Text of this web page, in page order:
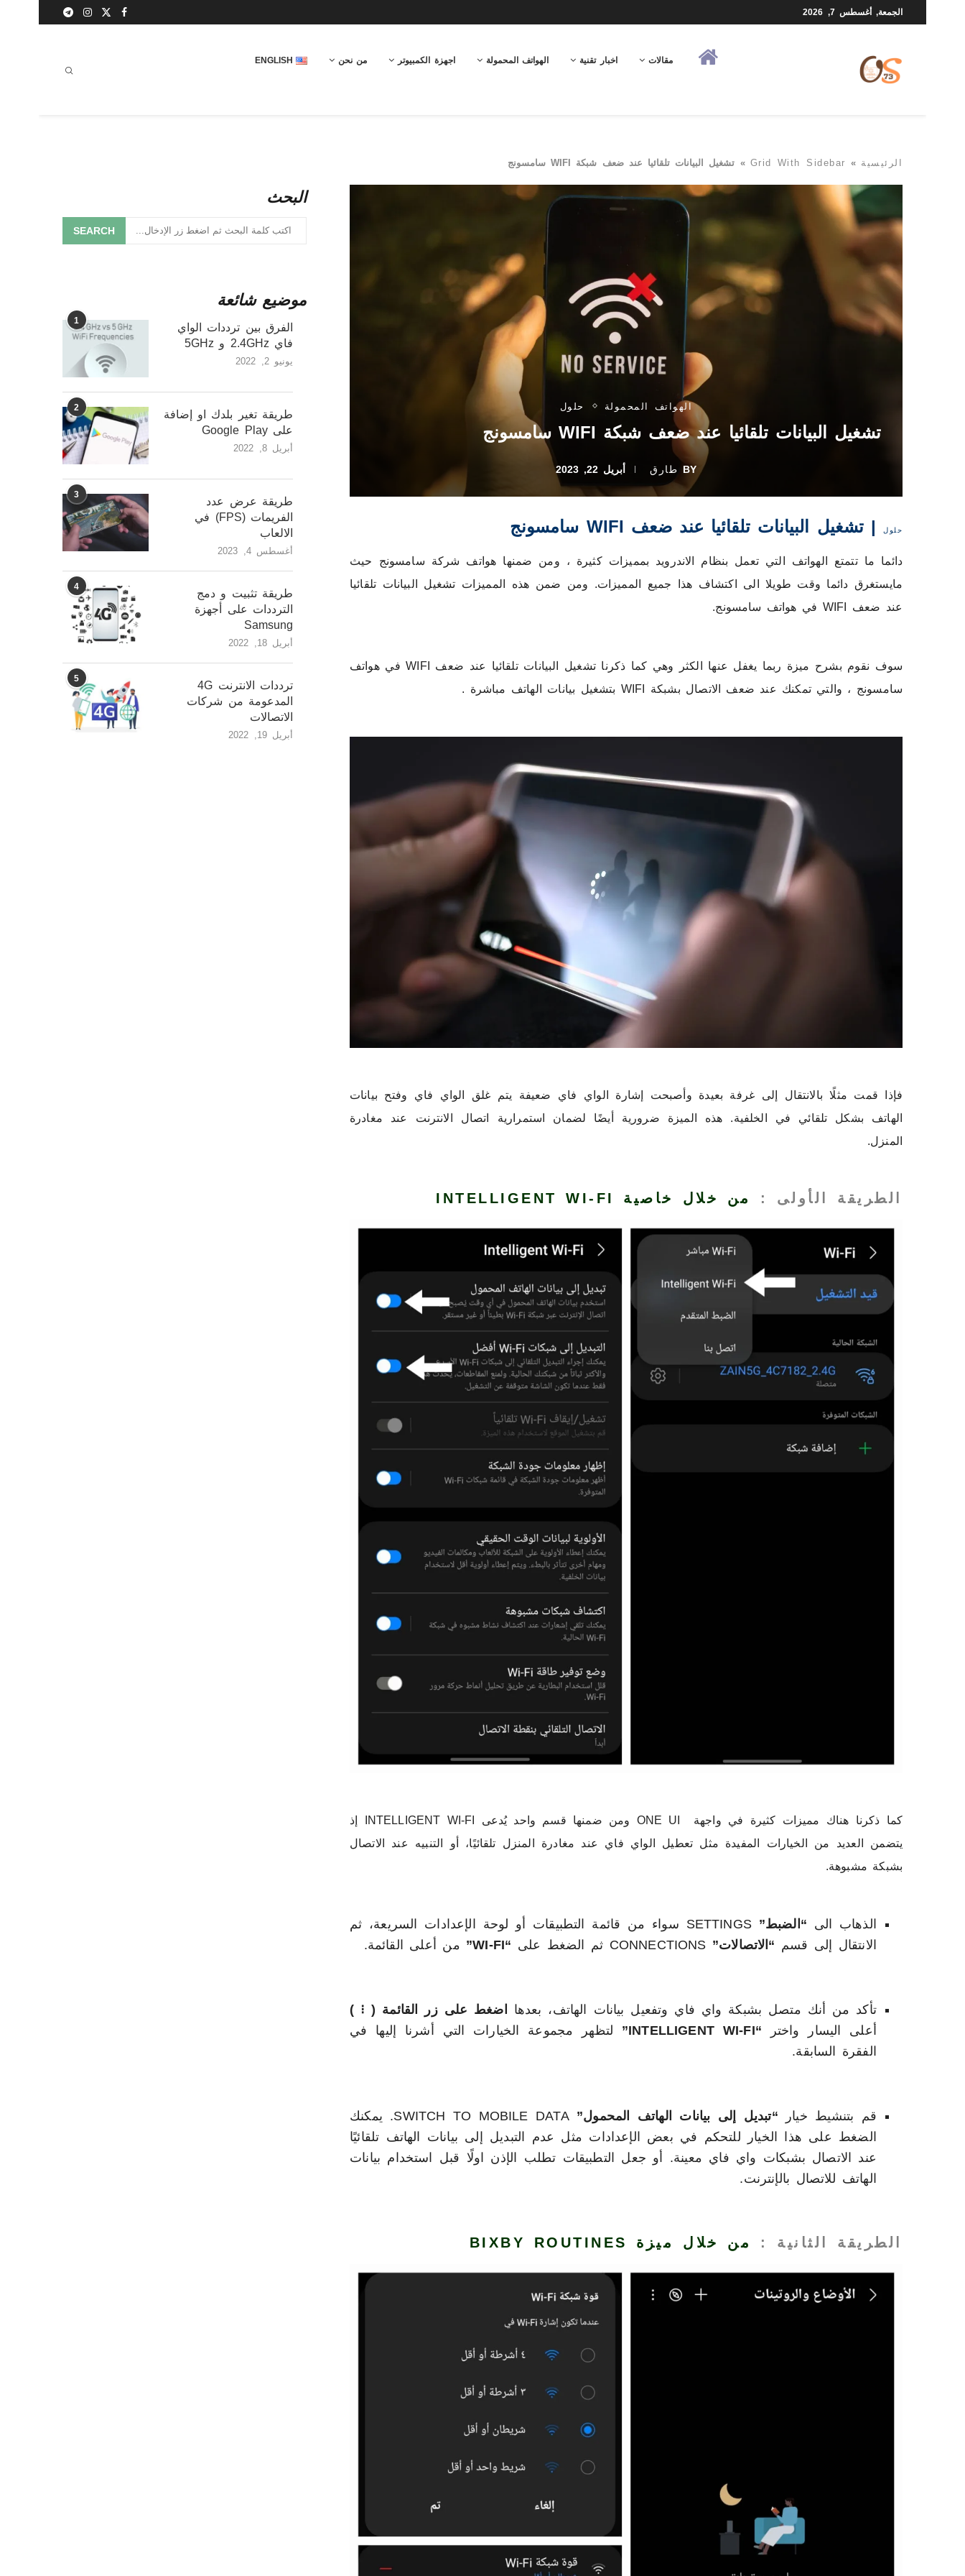
الجمعة, أغسطس 7, 2026
مقالات اخبار تقنية الهواتف المحمولة اجهزة الكمبيوتر من نحن ENGLISH
الرئيسية »
Grid With Sidebar
» تشغيل البيانات تلقائيا عند ضعف شبكة WIFI سامسونج
الهواتف المحمولة حلول
تشغيل البيانات تلقائيا عند ضعف شبكة WIFI سامسونج
BY طارق أبريل 22, 2023
حلول | تشغيل البيانات تلقائيا عند ضعف WIFI سامسونج
دائما ما تتمتع الهواتف التي تعمل بنظام الاندرويد بمميزات كثيرة ، ومن ضمنها هواتف شركة سامسونج حيث
مايستغرق دائما وقت طويلا الى اكتشاف هذا جميع المميزات. ومن ضمن هذه المميزات تشغيل البيانات تلقائيا
عند ضعف WIFI في هواتف سامسونج.
سوف نقوم بشرح ميزة ربما يغفل عنها الكثر وهي كما ذكرنا تشغيل البيانات تلقائيا عند ضعف WIFI في هواتف
سامسونج ، والتي تمكنك عند ضعف الاتصال بشبكة WIFI بتشغيل بيانات الهاتف مباشرة .
فإذا قمت مثلًا بالانتقال إلى غرفة بعيدة وأصبحت إشارة الواي فاي ضعيفة يتم غلق الواي فاي وفتح بيانات
الهاتف بشكل تلقائي في الخلفية. هذه الميزة ضرورية أيضًا لضمان استمرارية اتصال الانترنت عند مغادرة
المنزل.
الطريقة الأولى : من خلال خاصية INTELLIGENT WI-FI
كما ذكرنا هناك مميزات كثيرة في واجهة ONE UI ومن ضمنها قسم واحد يُدعى INTELLIGENT WI-FI إذ
يتضمن العديد من الخيارات المفيدة مثل تعطيل الواي فاي عند مغادرة المنزل تلقائيًا، أو التنبيه عند الاتصال
بشبكة مشبوهة.
الذهاب الى “الضبط”
SETTINGS سواء من قائمة التطبيقات أو لوحة الإعدادات السريعة، ثم
الانتقال إلى قسم “الاتصالات” “WI-FI” من أعلى القائمة.
تأكد من أنك متصل بشبكة واي فاي وتفعيل بيانات الهاتف، بعدها
اضغط على زر القائمة ( ⁝ )
أعلى اليسار واختر “INTELLIGENT WI-FI”
لتظهر مجموعة الخيارات التي أشرنا إليها في
الفقرة السابقة.
قم بتنشيط خيار “تبديل إلى بيانات الهاتف المحمول”
SWITCH TO MOBILE DATA. يمكنك
الضغط على هذا الخيار للتحكم في بعض الإعدادات مثل عدم التبديل إلى بيانات الهاتف تلقائيًا
عند الاتصال بشبكات واي فاي معينة. أو جعل التطبيقات تطلب الإذن اولًا قبل استخدام بيانات
الهاتف للاتصال بالإنترنت.
الطريقة الثانية : من خلال ميزة BIXBY ROUTINES
البحث
SEARCH
موضيع شائعة
1
الفرق بين ترددات الواي
فاي 2.4GHz و 5GHz
يونيو 2, 2022
2
طريقة تغير بلدك او إضافة
على Google Play
أبريل 8, 2022
3
طريقة عرض عدد
الفريمات (FPS) في
الالعاب
أغسطس 4, 2023
4
طريقة تثبيت و دمج
الترددات على أجهزة
Samsung
أبريل 18, 2022
5
ترددات الانترنت 4G
المدعومة من شركات
الاتصالات
أبريل 19, 2022